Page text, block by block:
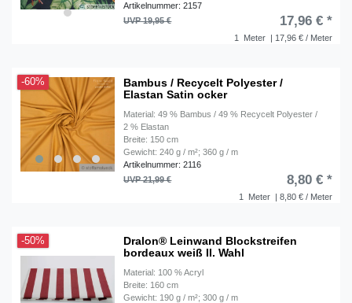
Artikelnummer: 2157
1 Meter | 17,96 € / Meter
UVP 19,95 € 17,96 € *
-60%
Bambus / Recycelt Polyester /
Elastan Satin ocker
Material: 49 % Bambus / 49 % Recycelt Polyester /
2 % Elastan
Breite: 150 cm
Gewicht: 240 g / m²; 360 g / m
Artikelnummer: 2116
1 Meter | 8,80 € / Meter
UVP 21,99 € 8,80 € *
-50%
Dralon® Leinwand Blockstreifen
bordeaux weiß II. Wahl
Material: 100 % Acryl
Breite: 160 cm
Gewicht: 190 g / m²; 300 g / m